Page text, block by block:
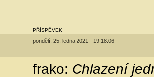
PŘÍSPĚVEK
pondělí, 25. ledna 2021 - 19:18:06
frako: Chlazení